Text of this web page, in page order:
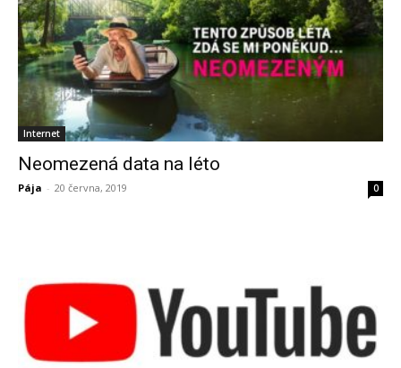
Internet
Neomezená data na léto
Pája - 20 června, 2019 0